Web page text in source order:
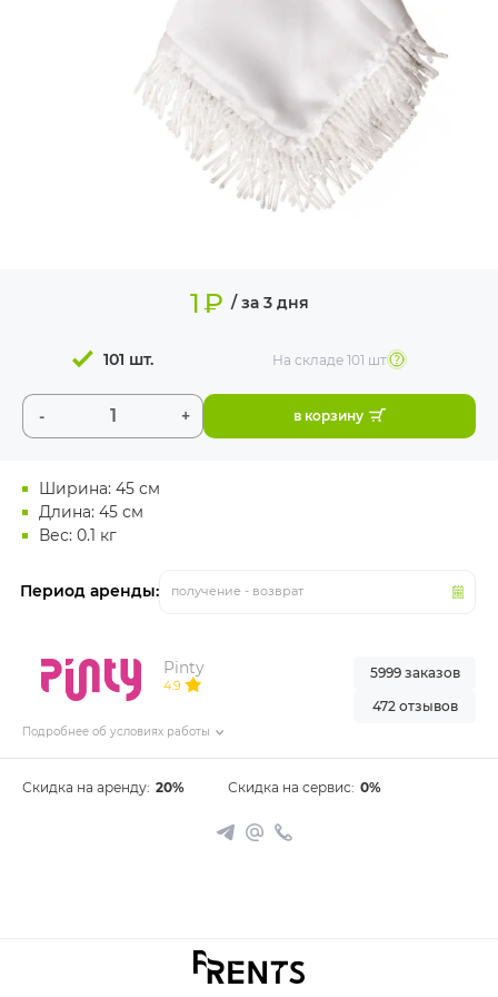
ОБОРУДОВАНИЕ
Ширина: 45 см
Длина: 45 см
Вес: 0.1 кг
Период аренды: получение - возврат
1₽ / за 3 дня
- +
101 шт. На складе101 шт
в корзину
Pinty
4.9
Подробнее об условиях работы
5999 заказов
472 отзывов
Скидка на аренду: 20% Скидка на сервис: 0%